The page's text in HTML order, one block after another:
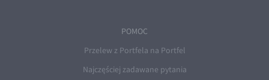
POMOC
Przelew z Portfela na Portfel
Najczęściej zadawane pytania